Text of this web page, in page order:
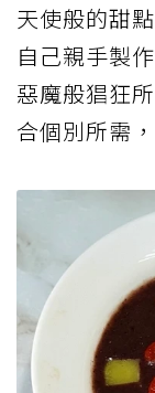
天使般的甜
自己親手製
惡魔般猖狂
合個別所需